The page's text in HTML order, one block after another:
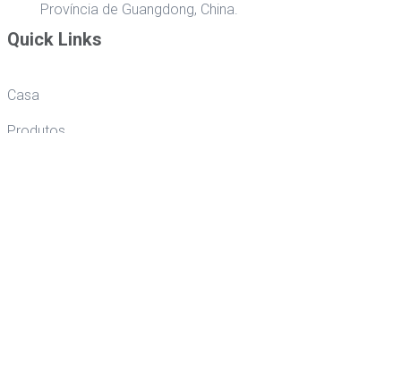
Quick Links
Casa
Produtos
Província de Guangdong, China.